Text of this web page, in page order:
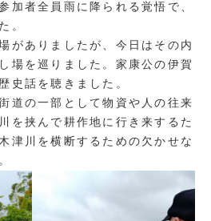
加者全員雨に降られる覚悟で、
。
がありましたが、今日はその内
場を巡りました。家康公の伊賀
史話を聴きました。
道の一部として物資や人の往来
を挟んで耕作地に行き来するた
津川を横断するための欠かせな